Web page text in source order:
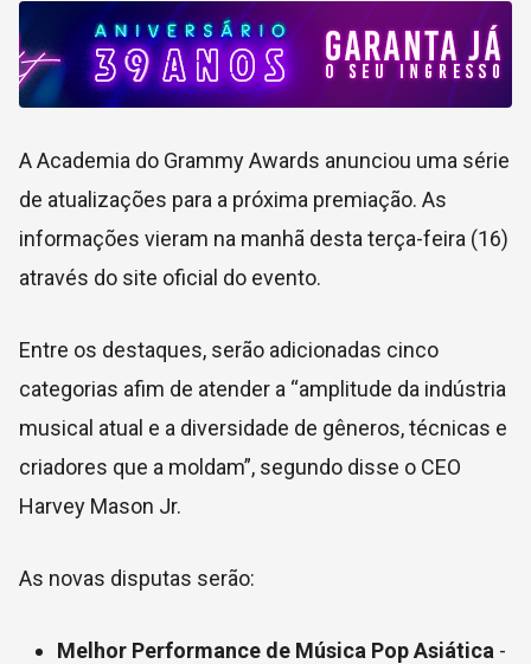
A Academia do Grammy Awards anunciou uma série
de atualizações para a próxima premiação. As
informações vieram na manhã desta terça-feira (16)
através do site oficial do evento.
Entre os destaques, serão adicionadas cinco
categorias afim de atender a “amplitude da indústria
musical atual e a diversidade de gêneros, técnicas e
criadores que a moldam”, segundo disse o CEO
Harvey Mason Jr.
As novas disputas serão:
Melhor Performance de Música Pop Asiática -